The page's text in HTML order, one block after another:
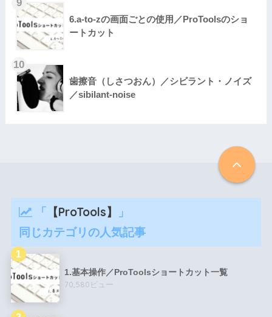
6.a-to-zの画面ごとの使用／ProToolsのショ
ートカット
歯擦音（しさつおん）／シビラント・ノイズ
／sibilant-noise
「 【ProTools】
」
同じカテゴリの人気記事
1.基本操作／ProToolsショートカット一覧
70,580ビュー